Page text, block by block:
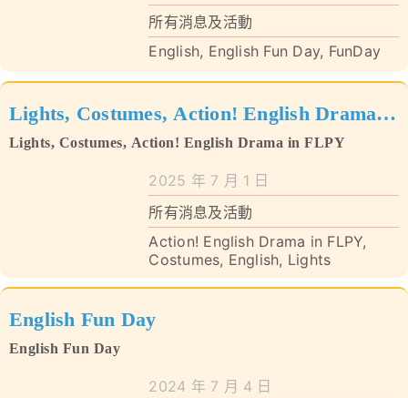
對外聯繫
聯絡我們
所有消息及活動
English, English Fun Day, FunDay
Lights, Costumes, Action! English Drama
in FLPY
Lights, Costumes, Action! English Drama in FLPY
2025 年 7 月 1 日
所有消息及活動
Action! English Drama in FLPY,
Costumes, English, Lights
English Fun Day
English Fun Day
2024 年 7 月 4 日